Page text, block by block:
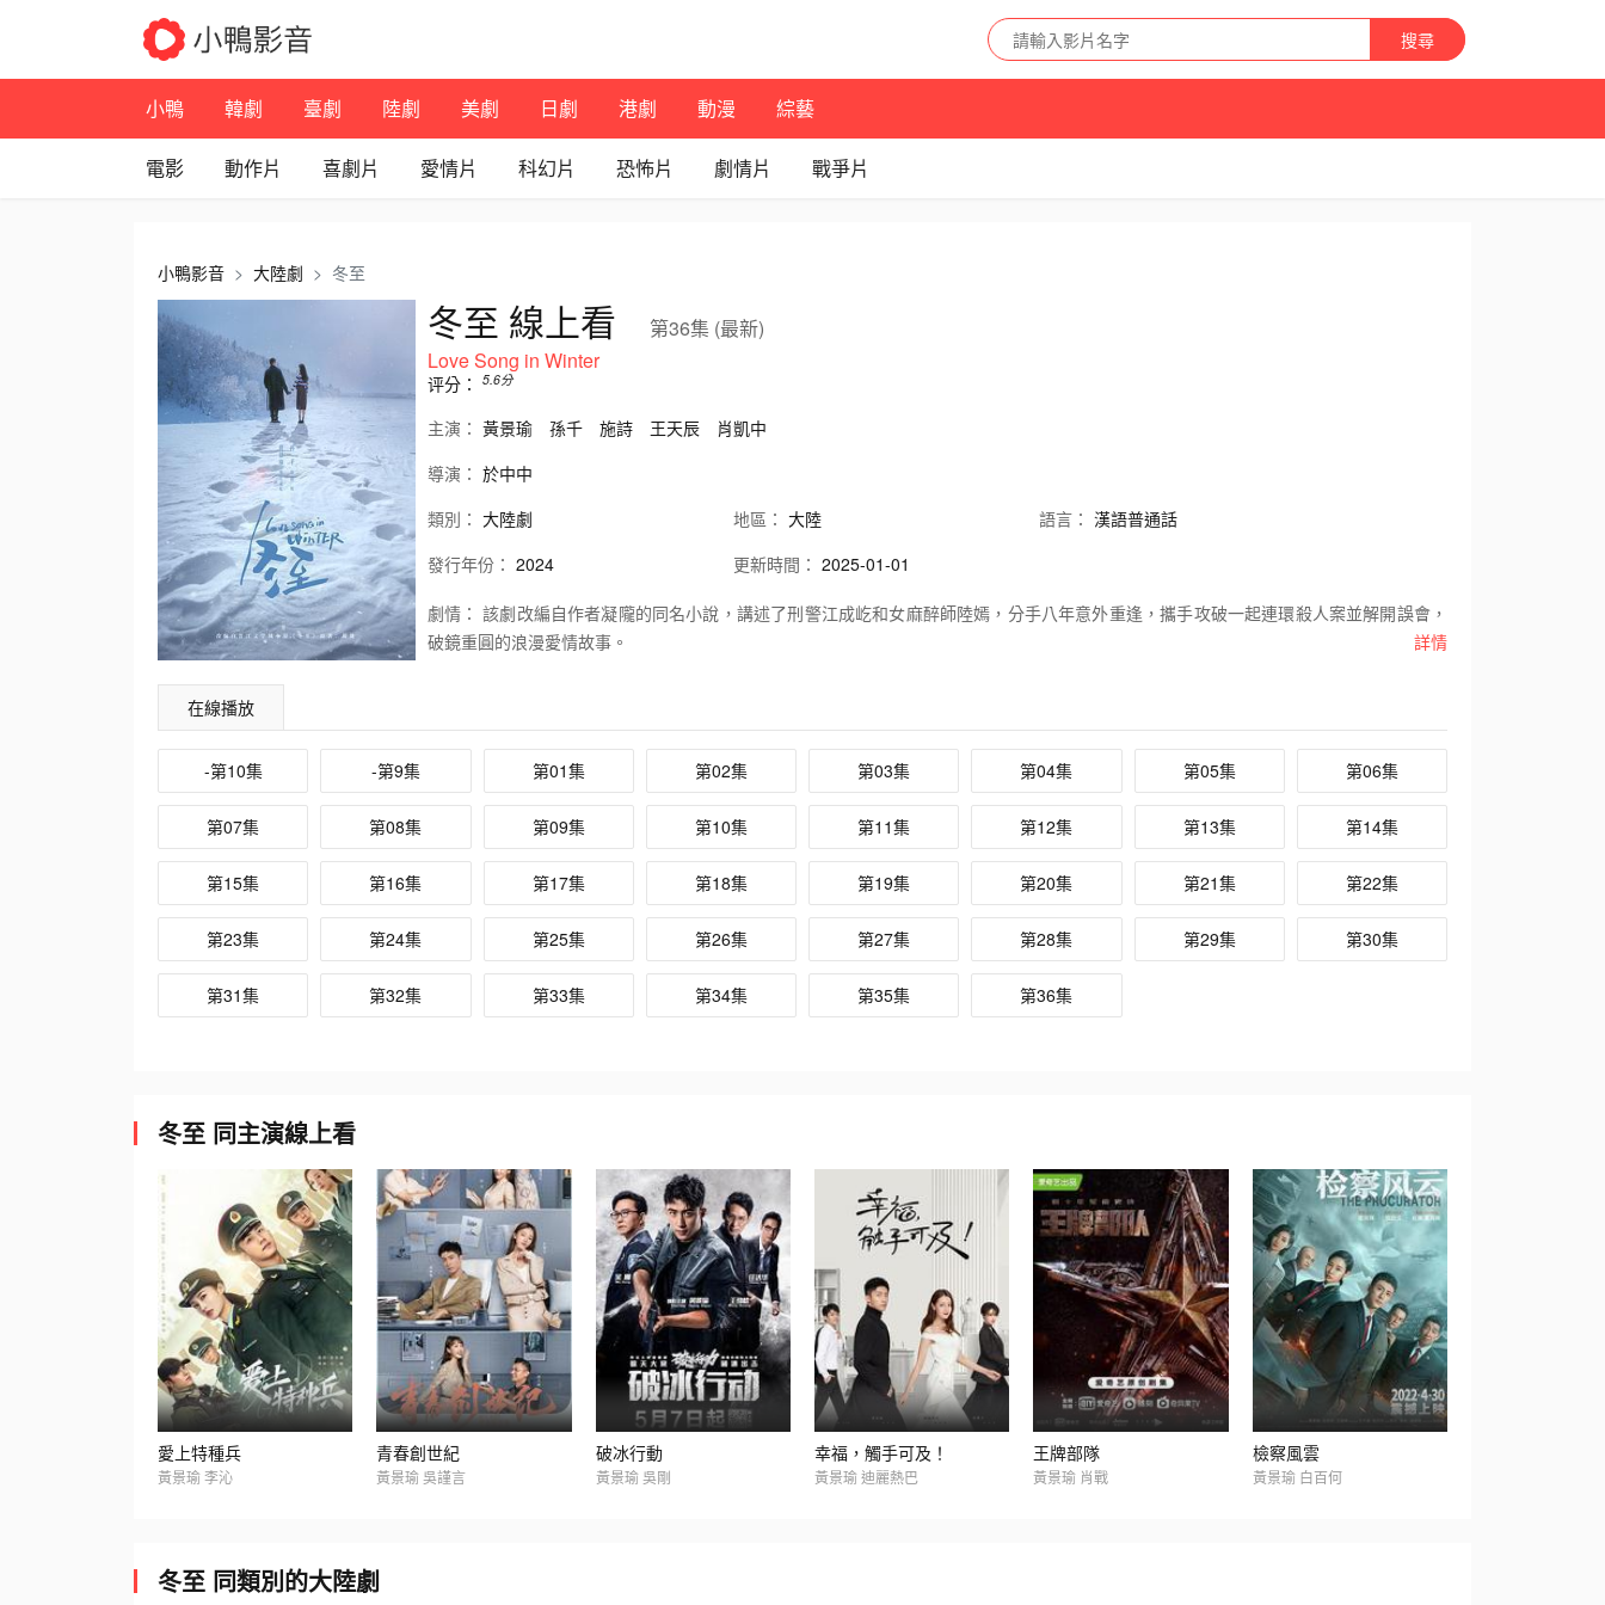
搜尋
小鴨 韓劇 臺劇 陸劇 美劇 日劇 港劇 動漫 綜藝
電影 動作片 喜劇片 愛情片 科幻片 恐怖片 劇情片 戰爭片
小鴨影音 大陸劇 冬至
冬至 線上看
第36集 (最新)
Love Song in Winter
评分： 5.6分
主演： 黃景瑜 孫千 施詩 王天辰
肖凱中
導演： 於中中
類別： 大陸劇 地區： 大陸 語言： 漢語普通話
發行年份： 2024 更新時間： 2025-01-01
劇情： 該劇改編自作者凝隴的同名小說，講述了刑警江成屹和女麻醉師陸嫣，分手八年意外重逢，攜手攻破一起連環殺人案並解開誤會，
破鏡重圓的浪漫愛情故事。
詳情
在線播放
-第10集 -第9集 第01集 第02集 第03集 第04集 第05集 第06集
第07集 第08集 第09集 第10集 第11集 第12集 第13集 第14集
第15集 第16集 第17集 第18集 第19集 第20集 第21集 第22集
第23集 第24集 第25集 第26集 第27集 第28集 第29集 第30集
第31集 第32集 第33集 第34集 第35集 第36集
冬至 同主演線上看
愛上特種兵
黃景瑜 李沁
青春創世紀
黃景瑜 吳謹言
破冰行動
黃景瑜 吳剛
幸福，觸手可及！
黃景瑜 迪麗熱巴
王牌部隊
黃景瑜 肖戰
檢察風雲
黃景瑜 白百何
冬至 同類別的大陸劇